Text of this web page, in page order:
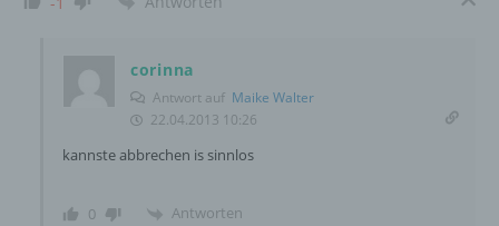
corinna
Antwort auf Maike Walter
22.04.2013 10:26
kannste abbrechen is sinnlos
0 Antworten
Profiling ist jede Art der automatisierten
Verarbeitung personenbezogener Daten, die
personenbezogenen Daten verwendet
die sich auf eine natürliche Person beziehen,